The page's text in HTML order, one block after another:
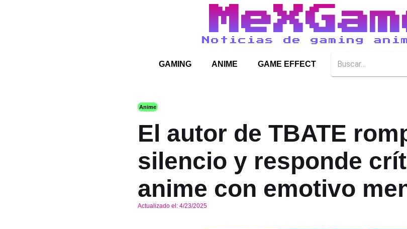
Noticias de gaming
GAMING ANIME GAME EFFECT
Anime
El autor de TBATE
silencio y responde
anime con emotivo
Actualizado el: 4/23/2025